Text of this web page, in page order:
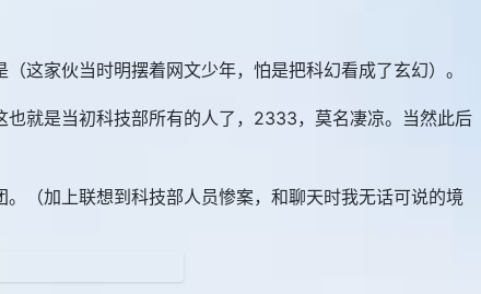
这家伙当时明摆着网文少年，怕是把科幻看成了玄幻）。
就是当初科技部所有的人了，2333，莫名凄凉。当然此后
（加上联想到科技部人员惨案，和聊天时我无话可说的境